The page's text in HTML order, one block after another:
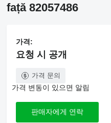
față 82057486
가격:
요청 시 공개
가격 문의
가격 변동이 있으면 알림
판매자에게 연락